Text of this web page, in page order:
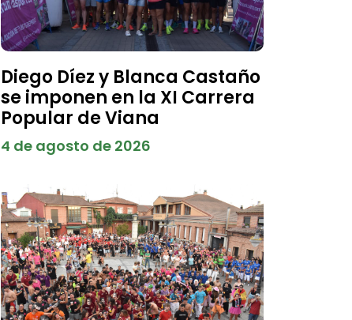
Diego Díez y Blanca Castaño
se imponen en la XI Carrera
Popular de Viana
4 de agosto de 2026